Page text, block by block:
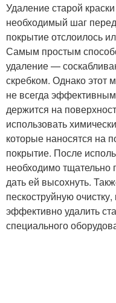
Удаление старой
необходимый шаг
покрытие отслоилось
Самым простым
удаление —
скребком. Однако этот
не всегда
держится на
использовать
которые наносятся на
покрытие. После
необходимо тщательно
дать ей высохнуть.
пескоструйную
эффективно удалить
специального